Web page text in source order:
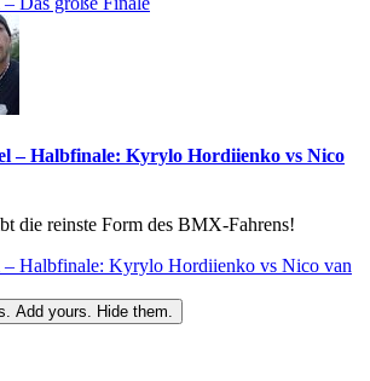
– Halbfinale: Kyrylo Hordiienko vs Nico
die reinste Form des BMX-Fahrens!
– Halbfinale: Kyrylo Hordiienko vs Nico van
Add yours. Hide them.